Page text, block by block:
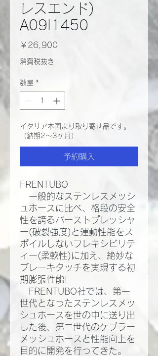
レスエンド)
A09I1450
￥26,900
消費税抜き
数量 *
イタリア本国より取り寄せ品です。
（納期2～3ヶ月）
予約購入
FRENTUBO
一般的なステンレスメッシ
ュホースに比べ、格段の安全
性を誇るバーストプレッシャ
ー(破裂強度)と運動性能をス
ポイルしないフレキシビリテ
ィー(柔軟性)に加え、絶妙な
ブレーキタッチを実現する初
期膨張性能!​
FRENTUBO社では、第一
世代となったステンレスメッ
シュホースを世の中に送り出
した後、第二世代のケブラー
メッシュホースと性能向上を
目的に開発を行ってきた。​